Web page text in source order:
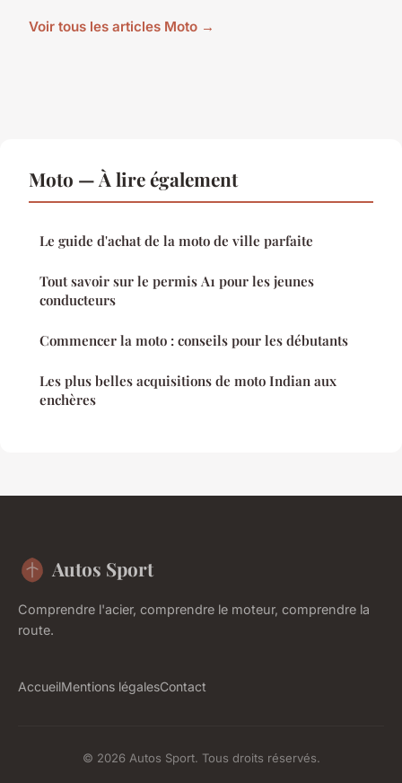
Voir tous les articles Moto →
Moto — À lire également
Le guide d'achat de la moto de ville parfaite
Tout savoir sur le permis A1 pour les jeunes
conducteurs
Commencer la moto : conseils pour les débutants
Les plus belles acquisitions de moto Indian aux
enchères
Autos Sport
Comprendre l'acier, comprendre le moteur, comprendre la
route.
AccueilMentions légalesContact
© 2026 Autos Sport. Tous droits réservés.